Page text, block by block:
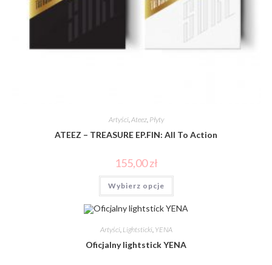
Artyści, Ateez, Płyty
ATEEZ – TREASURE EP.FIN: All To Action
155,00zł
Wybierz opcje
Artyści, Lightsticki, YENA
Oficjalny lightstick YENA